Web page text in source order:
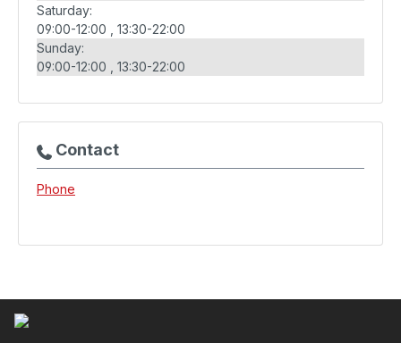
Saturday:
09:00-12:00
13:30-22:00
Sunday:
09:00-12:00
13:30-22:00
Contact
Phone